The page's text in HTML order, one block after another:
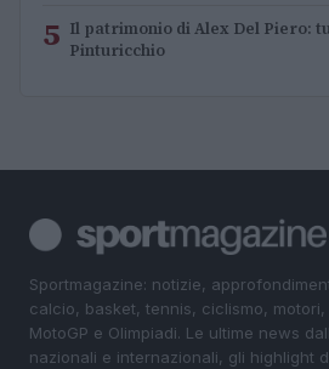
5 Il patrimonio di Alex Del Piero:
Pinturicchio
Sportmagazine: notizie,
calcio, basket, tennis, ciclismo, motori,
MotoGP e Olimpiadi. Le ultime news
nazionali e internazionali, gli highlight